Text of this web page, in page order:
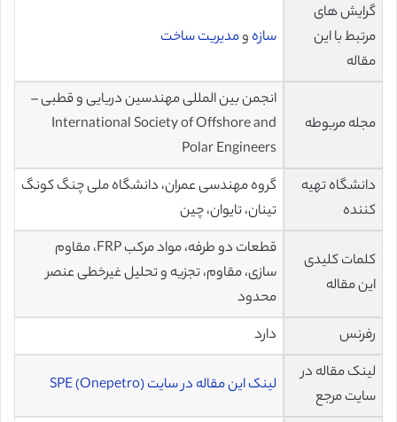
گرایش های
مرتبط با این
مقاله
سازه ومدیریت ساخت
مجله مربوطه
انجمن بین المللی مهندسین دریایی و قطبی –
International Society of Offshore and
Polar Engineers
دانشگاه تهیه
کننده
گروه مهندسی عمران، دانشگاه ملی چنگ کونگ
تینان، تایوان، چین
کلمات کلیدی
این مقاله
قطعات دو طرفه، مواد مرکب FRP، مقاوم
سازی، مقاوم، تجزیه و تحلیل غیرخطی عنصر
محدود
رفرنس
دارد
لینک مقاله در
سایت مرجع
لینک این مقاله در سایت (SPE (Onepetro